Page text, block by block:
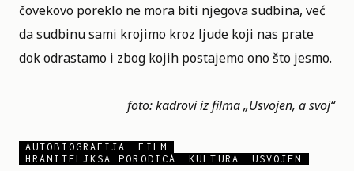
čovekovo poreklo ne mora biti njegova sudbina, već
da sudbinu sami krojimo kroz ljude koji nas prate
dok odrastamo i zbog kojih postajemo ono što jesmo.
foto: kadrovi iz filma „Usvojen, a svoj“
AUTOBIOGRAFIJA
FILM
HRANITELJKSA PORODICA
KULTURA USVOJEN